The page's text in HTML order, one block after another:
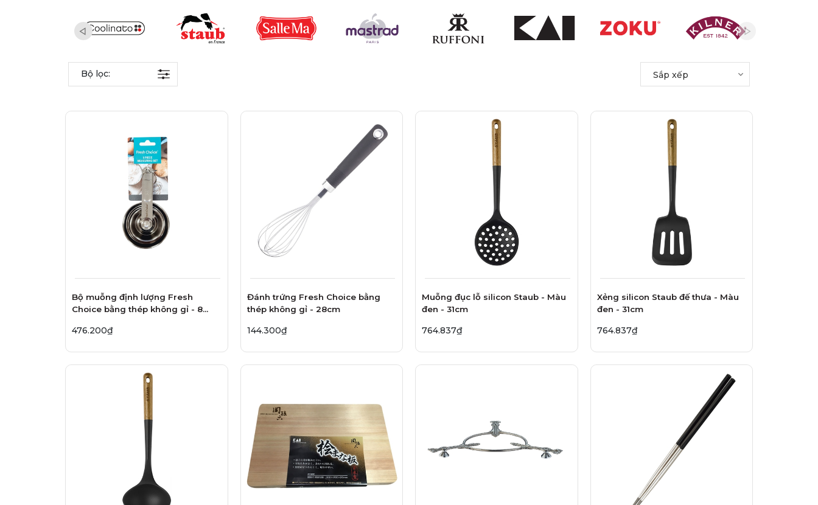
Bộ lọc: Sắp xếp
Bộ muỗng định lượng Fresh
Choice bằng thép không gỉ - 8
476.200₫
Đánh trứng Fresh Choice bằng
thép không gỉ - 28cm
144.300₫
Muỗng đục lỗ silicon Staub - Màu
đen - 31cm
764.837₫
Xẻng silicon Staub đế thưa - Màu
đen - 31cm
764.837₫